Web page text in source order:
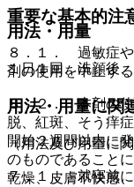
重要な基本的注
８．１． 過敏症や
剤の使用を中止す
８．２． 本剤の使
脱、紅斑、そう痒
開始２週間以内に
のものであること
乾燥、皮膚不快感
用法・用量
１日１回、洗顔後
用法・用量に関
（用法及び用量に
７．１． 就寝前に